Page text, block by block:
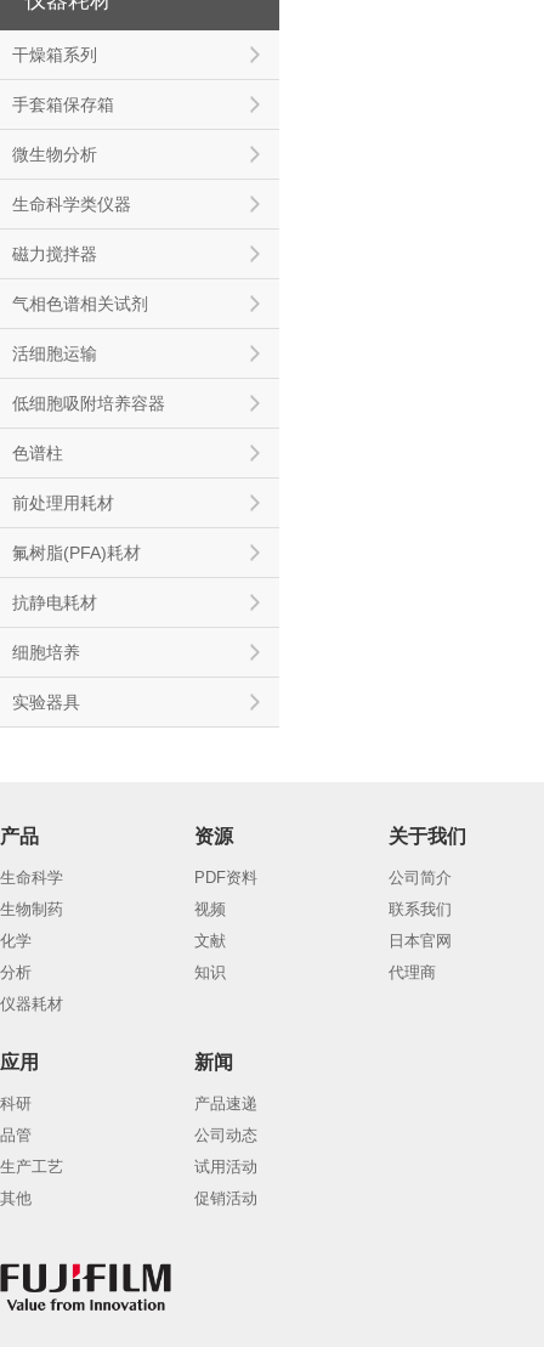
干燥箱系列
手套箱保存箱
微生物分析
生命科学类仪器
磁力搅拌器
气相色谱相关试剂
活细胞运输
低细胞吸附培养容器
色谱柱
前处理用耗材
氟树脂(PFA)耗材
抗静电耗材
细胞培养
实验器具
产品
生命科学
生物制药
化学
分析
仪器耗材
资源
PDF资料
视频
文献
知识
关于我们
公司简介
联系我们
日本官网
代理商
应用
科研
品管
生产工艺
其他
新闻
产品速递
公司动态
试用活动
促销活动